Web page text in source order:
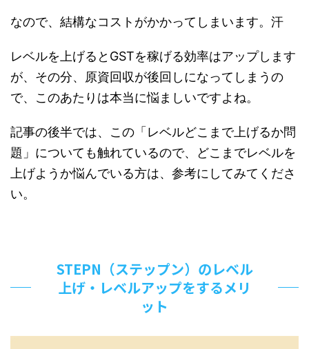
なので、結構なコストがかかってしまいます。汗
レベルを上げるとGSTを稼げる効率はアップします
が、その分、原資回収が後回しになってしまうの
で、このあたりは本当に悩ましいですよね。
記事の後半では、この「レベルどこまで上げるか問
題」についても触れているので、どこまでレベルを
上げようか悩んでいる方は、参考にしてみてくださ
い。
STEPN（ステップン）のレベル
上げ・レベルアップをするメリ
ット